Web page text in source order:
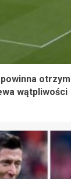
wątpliwości